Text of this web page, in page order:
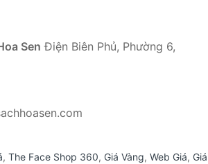
Sen Điện Biên Phủ, Phường 6,
, The Face Shop 360, Giá Vàng, Web Giá, Giá